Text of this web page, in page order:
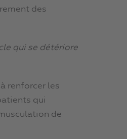
des
qui se détériore
renforcer les
qui
de